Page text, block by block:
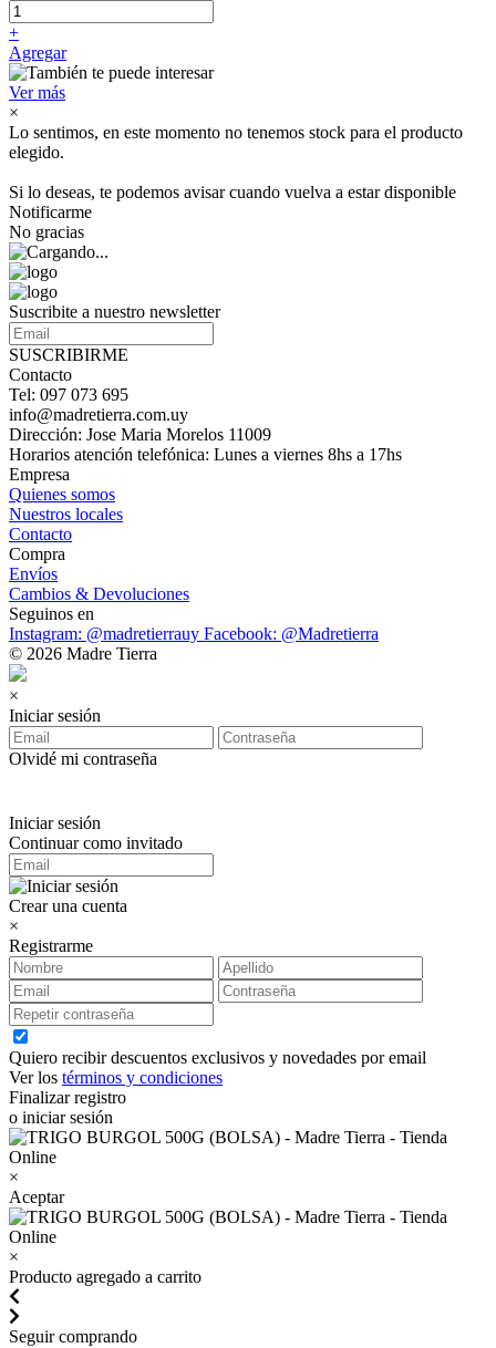
+
Agregar
Ver más
×
Lo sentimos, en este momento no tenemos stock para el producto
elegido.
Si lo deseas, te podemos avisar cuando vuelva a estar disponible
Notificarme
No gracias
Suscribite a nuestro newsletter
SUSCRIBIRME
Contacto
Tel: 097 073 695
info@madretierra.com.uy
Dirección: Jose Maria Morelos 11009
Horarios atención telefónica: Lunes a viernes 8hs a 17hs
Empresa
Quienes somos
Nuestros locales
Contacto
Compra
Envíos
Cambios & Devoluciones
Seguinos en
Instagram: @madretierrauy Facebook: @Madretierra
© 2026 Madre Tierra
×
Iniciar sesión
Olvidé mi contraseña
Iniciar sesión
Continuar como invitado
Crear una cuenta
×
Registrarme
Quiero recibir descuentos exclusivos y novedades por email
Ver los términos y condiciones
Finalizar registro
o iniciar sesión
×
Aceptar
×
Producto agregado a carrito
Seguir comprando